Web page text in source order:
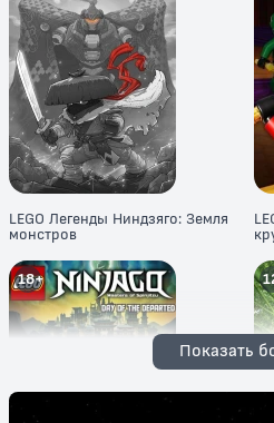
LEGO Легенды Ниндзяго: Земля
монстров
18+
Показать